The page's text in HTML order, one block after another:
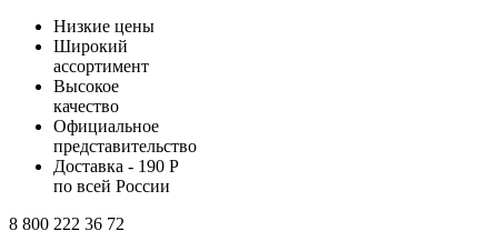
Низкие цены
Широкий
ассортимент
Высокое
качество
Официальное
представительство
Доставка - 190 Р
по всей России
8 800 222 36 72